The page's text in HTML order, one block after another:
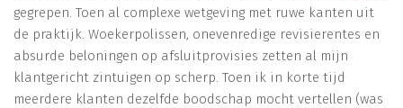
gegrepen. Toen al complexe wetgeving met ruwe kanten uit
de praktijk. Woekerpolissen, onevenredige revisierentes en
absurde beloningen op afsluitprovisies zetten al mijn
klantgericht zintuigen op scherp. Toen ik in korte tijd
meerdere klanten dezelfde boodschap mocht vertellen (was